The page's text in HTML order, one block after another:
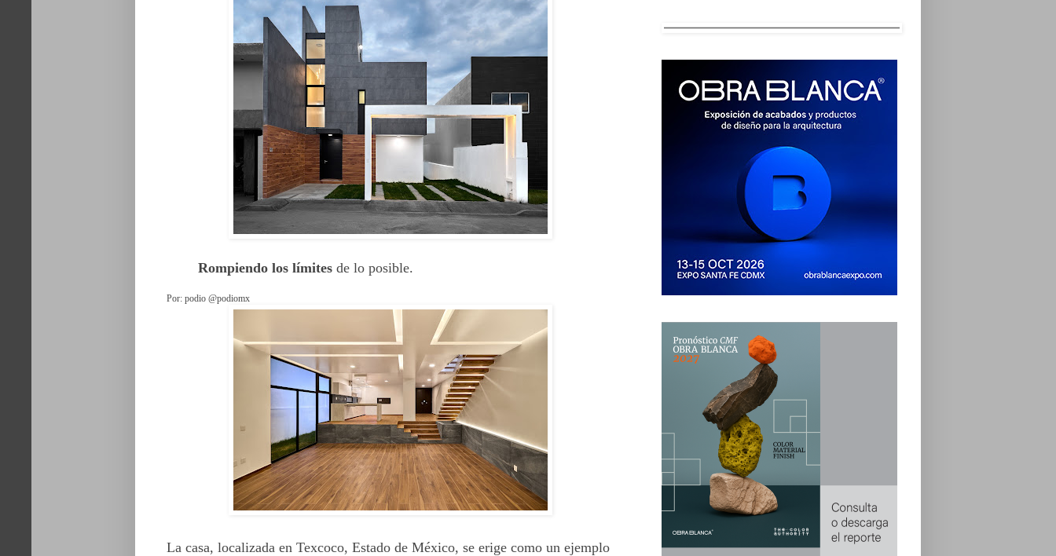
Rompiendo los límites de lo posible.
Por: podio @podiomx
La casa, localizada en Texcoco, Estado de México, se erige como un ejemplo